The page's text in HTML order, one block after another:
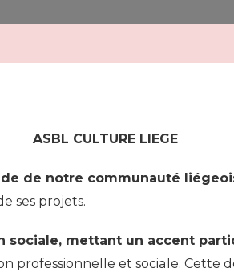
ASBL CULTURE LIEGE
de notre communauté
ses projets.
sociale, mettant un accent
professionnelle et sociale. Cette